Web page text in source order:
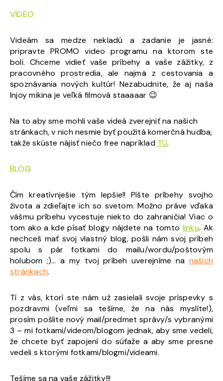
VIDEO
Videám sa medze nekladú a zadanie je jasné:
pripravte PROMO video programu na ktorom ste
boli. Chceme vidieť vaše príbehy a vaše zážitky, z
pracovného prostredia, ale najmä z cestovania a
spoznávania nových kultúr! Nezabudnite, že aj naša
Injoy mikina je veľká filmová staaaaar 😉
Na to aby sme mohli vaše videá zverejniť na našich
stránkach, v nich nesmie byť použitá komerčná hudba,
takže skúste nájisť niečo free napríklad TU.
BLOG
Čím kreatívnješie tým lepšie!! Píšte príbehy svojho
života a zdieľajte ich so svetom. Možno práve vďaka
vášmu príbehu vycestuje niekto do zahraničia! Viac o
tom ako a kde písať blogy nájdete na tomto linku. Ak
nechceš mať svoj vlastný blog, pošli nám svoj príbeh
spolu s pár fotkami do mailu/wordu/poštovým
holubom ;)… a my tvoj príbeh uverejníme na našich
stránkach.
Tí z vás, ktorí ste nám už zasielali svoje príspevky s
pozdravmi (veľmi sa tešíme, že na nás myslíte!),
prosím pošlite nový mail/predmet správy/s vybranými
3 – mi fotkami/videom/blogom jednak, aby sme vedeli,
že chcete byť zapojení do súťaže a aby sme presne
vedeli s ktorými fotkami/blogmi/videami.
Tešíme sa na vaše zážitky!!!